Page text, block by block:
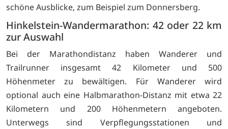
schöne Ausblicke, zum Beispiel zum Donnersberg.
Hinkelstein-Wandermarathon: 42 oder 22 km
zur Auswahl
Bei der Marathondistanz haben Wanderer und
Trailrunner insgesamt 42 Kilometer und 500
Höhenmeter zu bewältigen. Für Wanderer wird
optional auch eine Halbmarathon-Distanz mit etwa 22
Kilometern und 200 Höhenmetern angeboten.
Unterwegs sind Verpflegungsstationen und